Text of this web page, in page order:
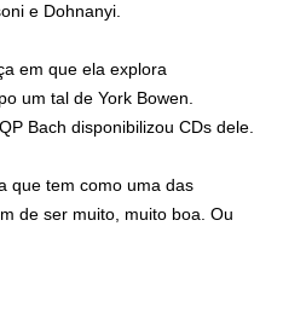
e Dohnanyi.
em que ela explora
um tal de York Bowen.
Bach disponibilizou CDs dele.
que tem como uma das
de ser muito, muito boa. Ou